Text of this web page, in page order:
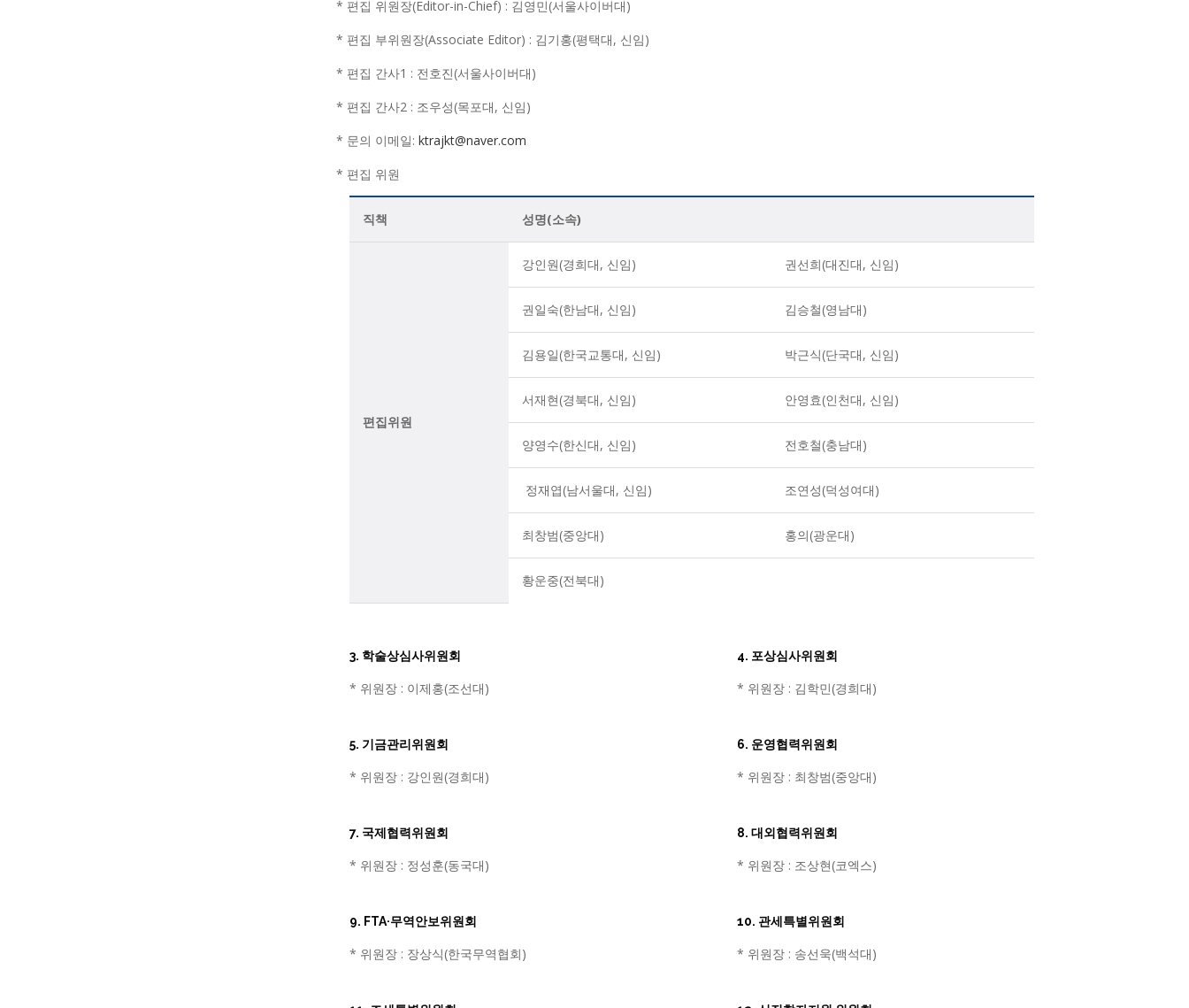
* 편집 위원장(Editor-in-Chief) : 김영민(서울사이버대)
* 편집 부위원장(Associate Editor) : 김기홍(평택대, 신임)
* 편집 간사1 : 전호진(서울사이버대)
* 편집 간사2 : 조우성(목포대, 신임)
* 문의 이메일: ktrajkt@naver.com
* 편집 위원
직책 성명(소속)
편집위원
강인원(경희대, 신임) 권선희(대진대, 신임)
권일숙(한남대, 신임) 김승철(영남대)
김용일(한국교통대, 신임) 박근식(단국대, 신임)
서재현(경북대, 신임) 안영효(인천대, 신임)
양영수(한신대, 신임) 전호철(충남대)
정재엽(남서울대, 신임) 조연성(덕성여대)
최창범(중앙대) 홍의(광운대)
황운중(전북대)
3. 학술상심사위원회
* 위원장 : 이제홍(조선대)
4. 포상심사위원회
* 위원장 : 김학민(경희대)
5. 기금관리위원회
* 위원장 : 강인원(경희대)
6. 운영협력위원회
* 위원장 : 최창범(중앙대)
7. 국제협력위원회
* 위원장 : 정성훈(동국대)
8. 대외협력위원회
* 위원장 : 조상현(코엑스)
9. FTA·무역안보위원회
* 위원장 : 장상식(한국무역협회)
10. 관세특별위원회
* 위원장 : 송선욱(백석대)